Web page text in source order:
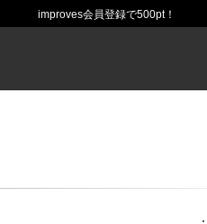
improves会員登録で500pt！